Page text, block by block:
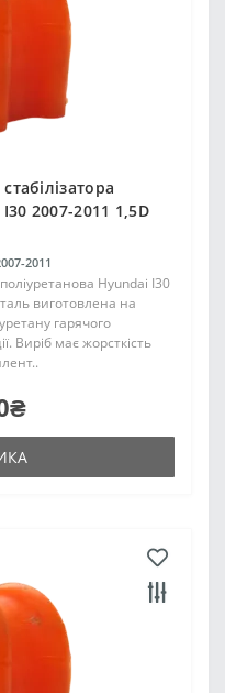
2007-2011 1,5D
2011
Hyundai I30
виготовлена на
гарячого
Виріб має жорсткість